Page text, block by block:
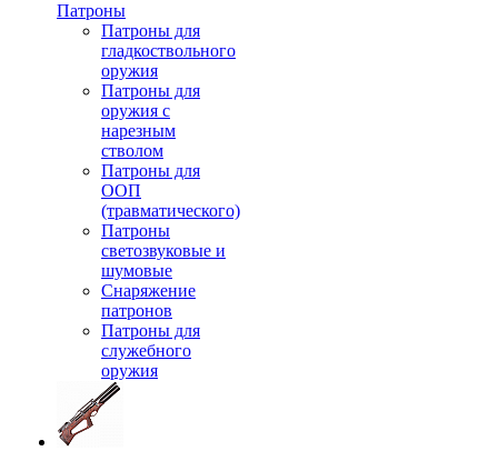
Патроны
Патроны для
гладкоствольного
оружия
Патроны для
оружия с
нарезным
стволом
Патроны для
ООП
(травматического)
Патроны
светозвуковые и
шумовые
Снаряжение
патронов
Патроны для
служебного
оружия